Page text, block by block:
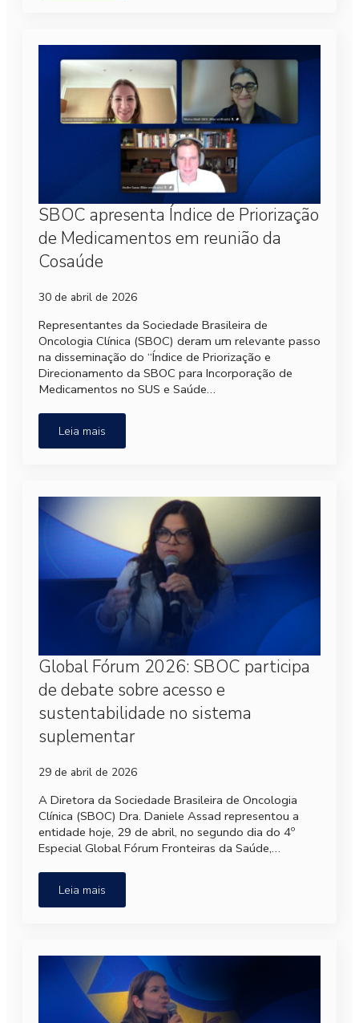
SBOC apresenta Índice de Priorização
de Medicamentos em reunião da
Cosaúde
30 de abril de 2026
Representantes da Sociedade Brasileira de
Oncologia Clínica (SBOC) deram um relevante passo
na disseminação do “Índice de Priorização e
Direcionamento da SBOC para Incorporação de
Medicamentos no SUS e Saúde…
Leia mais
Global Fórum 2026: SBOC participa
de debate sobre acesso e
sustentabilidade no sistema
suplementar
29 de abril de 2026
A Diretora da Sociedade Brasileira de Oncologia
Clínica (SBOC) Dra. Daniele Assad representou a
entidade hoje, 29 de abril, no segundo dia do 4º
Especial Global Fórum Fronteiras da Saúde,…
Leia mais